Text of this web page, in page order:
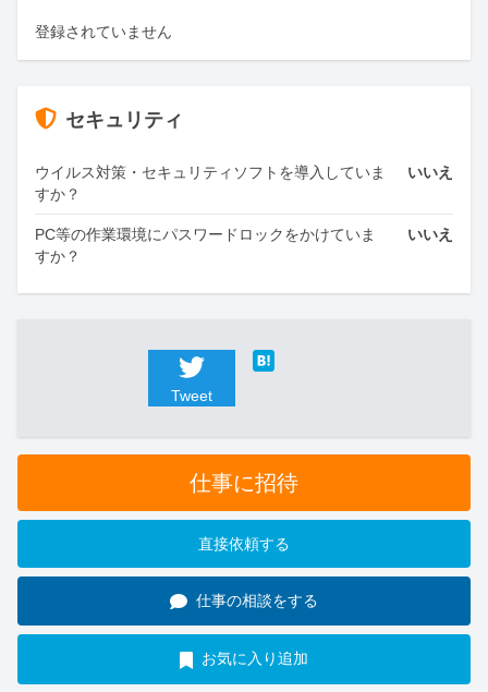
登録されていません
セキュリティ
ウイルス対策・セキュリティソフトを導入していま
すか？
いいえ
PC等の作業環境にパスワードロックをかけていま
すか？
いいえ
Tweet
仕事に招待
直接依頼する
仕事の相談をする
お気に入り追加